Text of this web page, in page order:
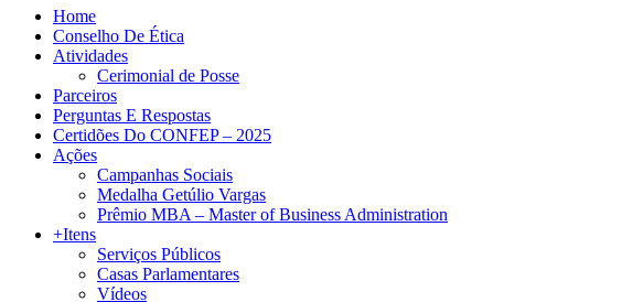
Home
Conselho De Ética
Atividades
Cerimonial de Posse
Parceiros
Perguntas E Respostas
Certidões Do CONFEP – 2025
Ações
Campanhas Sociais
Medalha Getúlio Vargas
Prêmio MBA – Master of Business Administration
+Itens
Serviços Públicos
Casas Parlamentares
Vídeos